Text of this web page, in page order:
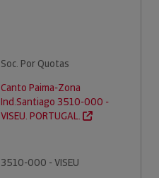
Soc. Por Quotas
Canto Paima-Zona
Ind.Santiago 3510-000 -
VISEU. PORTUGAL.
3510-000 - VISEU